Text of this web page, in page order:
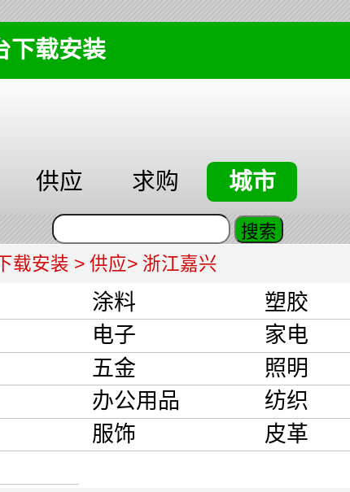
下载安装
供应 求购 城市
载安装 > 供应> 浙江嘉兴
涂料
塑胶
电子
家电
五金
照明
办公用品
纺织
服饰
皮革